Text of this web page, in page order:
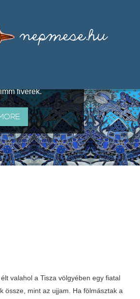
elbeszélésekből,
ismert gyűjtők
mint Benedek
fivérek.
valahol a Tisza völgyében egy fiatal
össze, mint az ujjam. Ha fölmásztak a